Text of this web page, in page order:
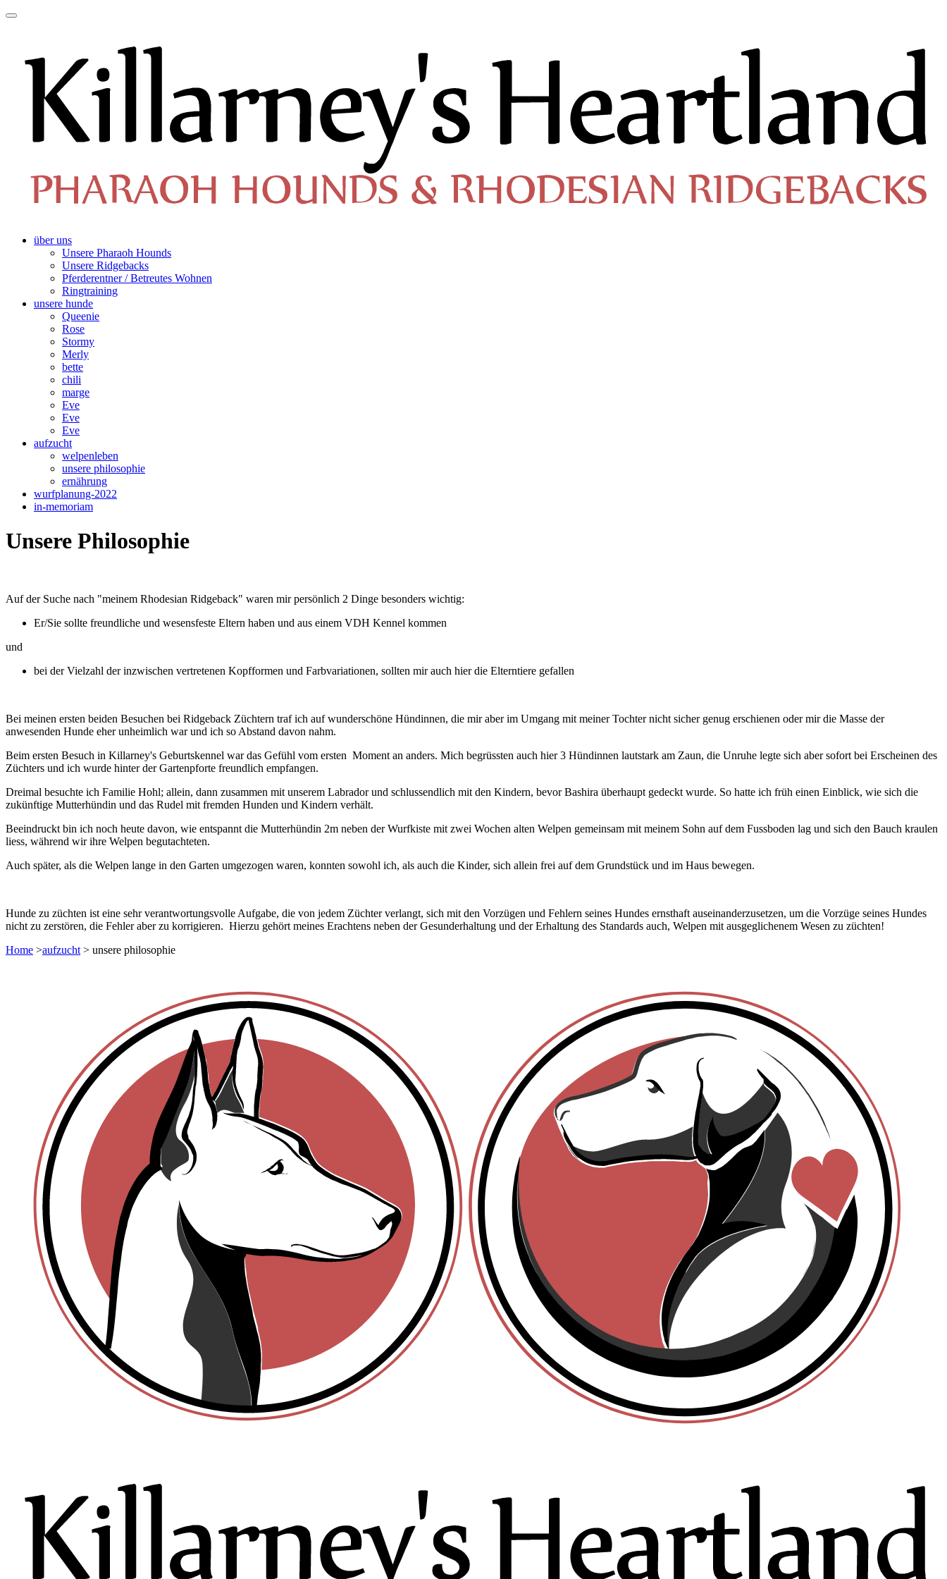
über uns
Unsere Pharaoh Hounds
Unsere Ridgebacks
Pferderentner / Betreutes Wohnen
Ringtraining
unsere hunde
Queenie
Rose
Stormy
Merly
bette
chili
marge
Eve
Eve
Eve
aufzucht
welpenleben
unsere philosophie
ernährung
wurfplanung-2022
in-memoriam
Unsere Philosophie
Auf der Suche nach "meinem Rhodesian Ridgeback" waren mir persönlich 2 Dinge besonders wichtig:
Er/Sie sollte freundliche und wesensfeste Eltern haben und aus einem VDH Kennel kommen
und
bei der Vielzahl der inzwischen vertretenen Kopfformen und Farbvariationen, sollten mir auch hier die Elterntiere gefallen
Bei meinen ersten beiden Besuchen bei Ridgeback Züchtern traf ich auf wunderschöne Hündinnen, die mir aber im Umgang mit meiner Tochter nicht sicher genug erschienen oder mir die Masse der
anwesenden Hunde eher unheimlich war und ich so Abstand davon nahm.
Beim ersten Besuch in Killarney's Geburtskennel war das Gefühl vom ersten Moment an anders. Mich begrüssten auch hier 3 Hündinnen lautstark am Zaun, die Unruhe legte sich aber sofort bei Erscheinen des
Züchters und ich wurde hinter der Gartenpforte freundlich empfangen.
Dreimal besuchte ich Familie Hohl; allein, dann zusammen mit unserem Labrador und schlussendlich mit den Kindern, bevor Bashira überhaupt gedeckt wurde. So hatte ich früh einen Einblick, wie sich die
zukünftige Mutterhündin und das Rudel mit fremden Hunden und Kindern verhält.
Beeindruckt bin ich noch heute davon, wie entspannt die Mutterhündin 2m neben der Wurfkiste mit zwei Wochen alten Welpen gemeinsam mit meinem Sohn auf dem Fussboden lag und sich den Bauch kraulen
liess, während wir ihre Welpen begutachteten.
Auch später, als die Welpen lange in den Garten umgezogen waren, konnten sowohl ich, als auch die Kinder, sich allein frei auf dem Grundstück und im Haus bewegen.
Hunde zu züchten ist eine sehr verantwortungsvolle Aufgabe, die von jedem Züchter verlangt, sich mit den Vorzügen und Fehlern seines Hundes ernsthaft auseinanderzusetzen, um die Vorzüge seines Hundes
nicht zu zerstören, die Fehler aber zu korrigieren. Hierzu gehört meines Erachtens neben der Gesunderhaltung und der Erhaltung des Standards auch, Welpen mit ausgeglichenem Wesen zu züchten!
Home >aufzucht > unsere philosophie